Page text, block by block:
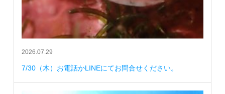
2026.07.29
7/30（木）お電話かLINEにてお問合せください。